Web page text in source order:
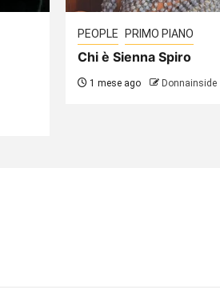
PEOPLE PRIMO PIANO
Chi è Sienna Spiro
1 mese ago Donnainside